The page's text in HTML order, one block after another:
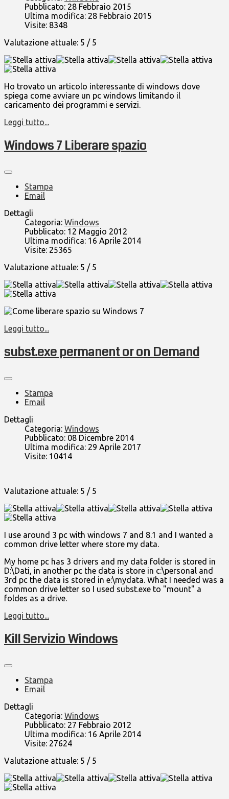
Pubblicato: 28 Febbraio 2015
Ultima modifica: 28 Febbraio 2015
Visite: 8348
Valutazione attuale: 5 / 5
Ho trovato un articolo interessante di windows dove
spiega come avviare un pc windows limitando il
caricamento dei programmi e servizi.
Leggi tutto...
Windows 7 Liberare spazio
Stampa
Email
Dettagli
Categoria: Windows
Pubblicato: 12 Maggio 2012
Ultima modifica: 16 Aprile 2014
Visite: 25365
Valutazione attuale: 5 / 5
Come liberare spazio su Windows 7
Leggi tutto...
subst.exe permanent or on Demand
Stampa
Email
Dettagli
Categoria: Windows
Pubblicato: 08 Dicembre 2014
Ultima modifica: 29 Aprile 2017
Visite: 10414
Valutazione attuale: 5 / 5
I use around 3 pc with windows 7 and 8.1 and I wanted a
common drive letter where store my data.
My home pc has 3 drivers and my data folder is stored in
D:\Dati, in another pc the data is store in c:\personal and
3rd pc the data is stored in e:\mydata. What I needed was a
common drive letter so I used subst.exe to "mount" a
foldes as a drive.
Leggi tutto...
Kill Servizio Windows
Stampa
Email
Dettagli
Categoria: Windows
Pubblicato: 27 Febbraio 2012
Ultima modifica: 16 Aprile 2014
Visite: 27624
Valutazione attuale: 5 / 5